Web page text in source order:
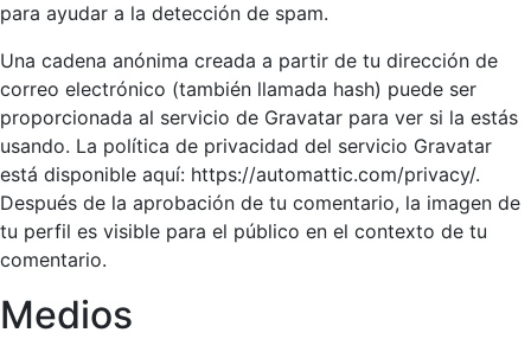
para ayudar a la detección de spam.
Una cadena anónima creada a partir de tu dirección de
correo electrónico (también llamada hash) puede ser
proporcionada al servicio de Gravatar para ver si la estás
usando. La política de privacidad del servicio Gravatar
está disponible aquí: https://automattic.com/privacy/.
Después de la aprobación de tu comentario, la imagen de
tu perfil es visible para el público en el contexto de tu
comentario.
Medios